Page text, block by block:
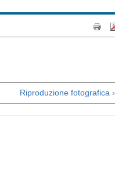
Riproduzione fotografica ›